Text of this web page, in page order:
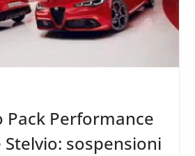
Pack Performance
Stelvio: sospensioni